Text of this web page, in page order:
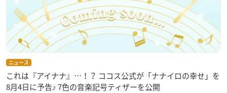
ニュース
これは『アイナナ』…！？ ココス公式が「ナナイロの幸せ」を
8月4日に予告♪ 7色の音楽記号ティザーを公開